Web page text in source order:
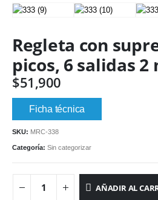
Regleta con
picos, 6 salidas 2
$51,900
Ficha técnica
SKU: MRC-338
Categoría: Sin categorizar
AÑADIR AL